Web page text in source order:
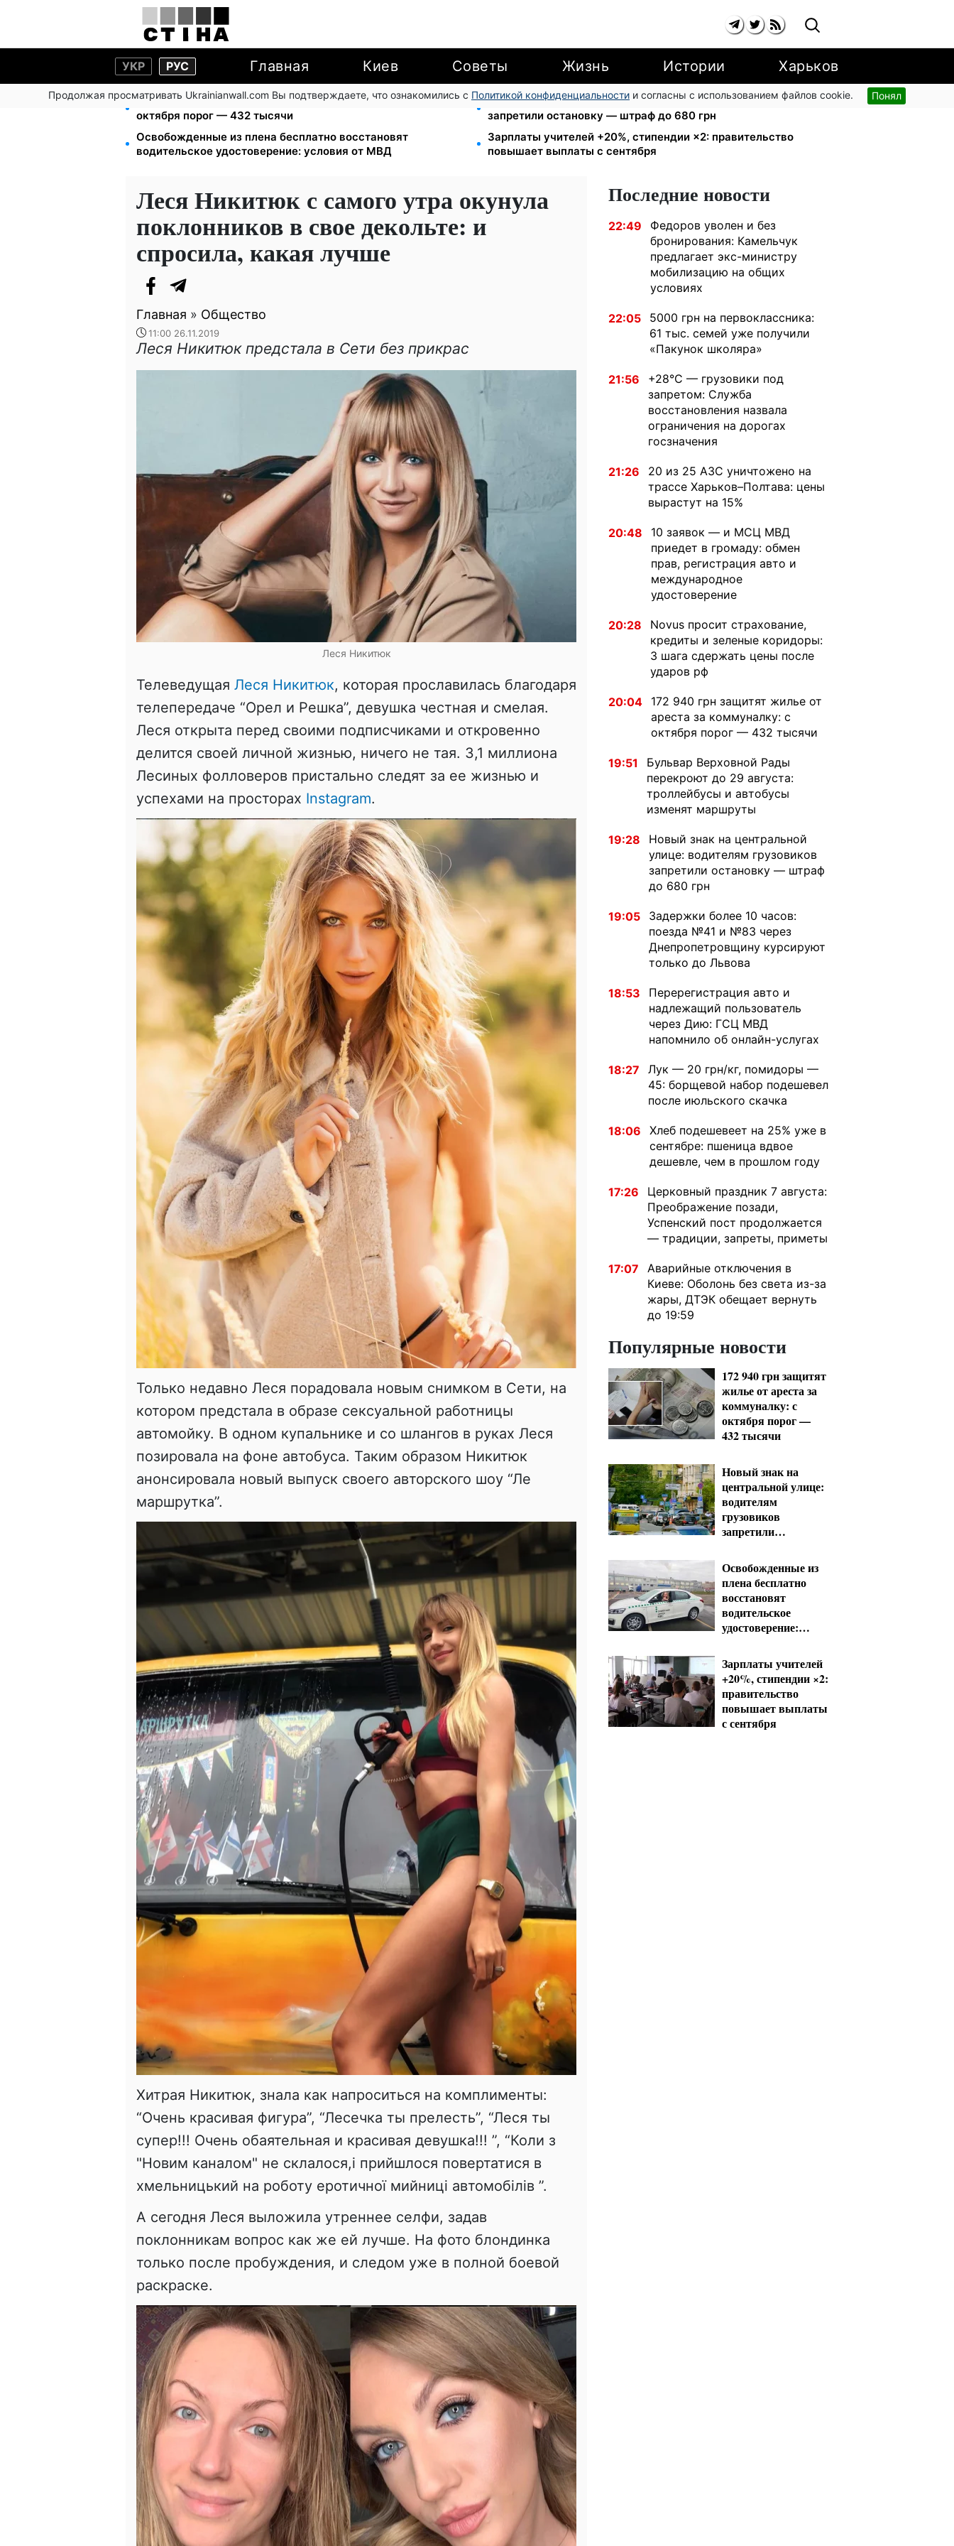
УКР РУС Главная Киев Советы Жизнь Истории Харьков
Продолжая просматривать Ukrainianwall.com Вы подтверждаете, что ознакомились с Политикой конфиденциальности и согласны с использованием файлов cookie. Понял
172 940 грн защитят жилье от ареста за коммуналку: с
октября порог — 432 тысячи
Новый знак на центральной улице: водителям грузовиков
запретили остановку — штраф до 680 грн
Освобожденные из плена бесплатно восстановят
водительское удостоверение: условия от МВД
Зарплаты учителей +20%, стипендии ×2: правительство
повышает выплаты с сентября
Леся Никитюк с самого утра окунула
поклонников в свое декольте: и
спросила, какая лучше
Главная » Общество
11:00 26.11.2019
Леся Никитюк предстала в Сети без прикрас
Леся Никитюк
Телеведущая Леся Никитюк, которая прославилась благодаря
телепередаче “Орел и Решка”, девушка честная и смелая.
Леся открыта перед своими подписчиками и откровенно
делится своей личной жизнью, ничего не тая. 3,1 миллиона
Лесиных фолловеров пристально следят за ее жизнью и
успехами на просторах Instagram.
Только недавно Леся порадовала новым снимком в Сети, на
котором предстала в образе сексуальной работницы
автомойку. В одном купальнике и со шлангов в руках Леся
позировала на фоне автобуса. Таким образом Никитюк
анонсировала новый выпуск своего авторского шоу “Ле
маршрутка”.
Хитрая Никитюк, знала как напроситься на комплименты:
“Очень красивая фигура”, “Лесечка ты прелесть”, “Леся ты
супер!!! Очень обаятельная и красивая девушка!!! ”, “Коли з
"Новим каналом" не склалося,і прийшлося повертатися в
хмельницький на роботу еротичної мийниці автомобілів ”.
А сегодня Леся выложила утреннее селфи, задав
поклонникам вопрос как же ей лучше. На фото блондинка
только после пробуждения, и следом уже в полной боевой
раскраске.
Последние новости
22:49
Федоров уволен и без
бронирования: Камельчук
предлагает экс-министру
мобилизацию на общих
условиях
22:05
5000 грн на первоклассника:
61 тыс. семей уже получили
«Пакунок школяра»
21:56
+28°C — грузовики под
запретом: Служба
восстановления назвала
ограничения на дорогах
госзначения
21:26
20 из 25 АЗС уничтожено на
трассе Харьков–Полтава: цены
вырастут на 15%
20:48
10 заявок — и МСЦ МВД
приедет в громаду: обмен
прав, регистрация авто и
международное
удостоверение
20:28
Novus просит страхование,
кредиты и зеленые коридоры:
3 шага сдержать цены после
ударов рф
20:04
172 940 грн защитят жилье от
ареста за коммуналку: с
октября порог — 432 тысячи
19:51
Бульвар Верховной Рады
перекроют до 29 августа:
троллейбусы и автобусы
изменят маршруты
19:28
Новый знак на центральной
улице: водителям грузовиков
запретили остановку — штраф
до 680 грн
19:05
Задержки более 10 часов:
поезда №41 и №83 через
Днепропетровщину курсируют
только до Львова
18:53
Перерегистрация авто и
надлежащий пользователь
через Дию: ГСЦ МВД
напомнило об онлайн-услугах
18:27
Лук — 20 грн/кг, помидоры —
45: борщевой набор подешевел
после июльского скачка
18:06
Хлеб подешевеет на 25% уже в
сентябре: пшеница вдвое
дешевле, чем в прошлом году
17:26
Церковный праздник 7 августа:
Преображение позади,
Успенский пост продолжается
— традиции, запреты, приметы
17:07
Аварийные отключения в
Киеве: Оболонь без света из-за
жары, ДТЭК обещает вернуть
до 19:59
Популярные новости
172 940 грн защитят
жилье от ареста за
коммуналку: с
октября порог —
432 тысячи
Новый знак на
центральной улице:
водителям
грузовиков
запретили
до 680 грн
Освобожденные из
плена бесплатно
восстановят
водительское
удостоверение:
Зарплаты учителей
+20%, стипендии ×2:
правительство
повышает выплаты
с сентября